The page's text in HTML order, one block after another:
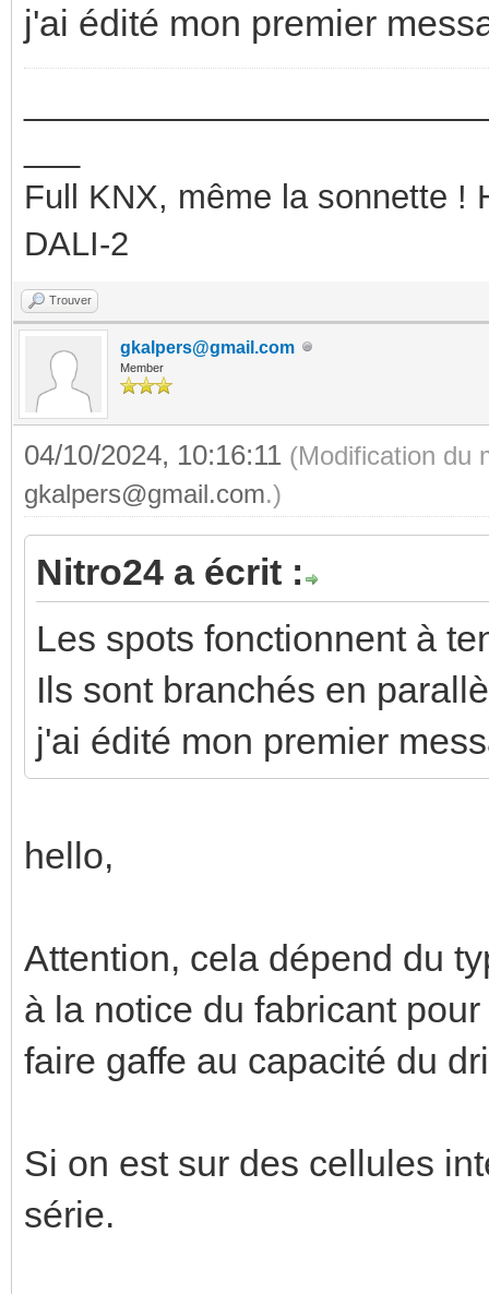
j'ai édité mon premier
Full KNX, même la sonnette !
DALI-2
Trouver
gkalpers@gmail.com
Member
04/10/2024, 10:16:11 (Modification du
gkalpers@gmail.com.)
Nitro24 a écrit :
Les spots fonctionnent à
Ils sont branchés en
j'ai édité mon premier
hello,
Attention, cela dépend du
à la notice du fabricant
faire gaffe au capacité du
Si on est sur des cellules
série.